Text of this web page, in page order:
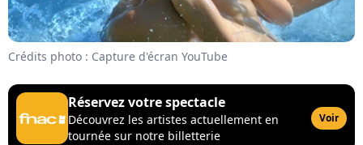
Crédits photo : Capture d'écran YouTube
Réservez votre spectacle
Découvrez les artistes actuellement en
tournée sur notre billetterie
Voir